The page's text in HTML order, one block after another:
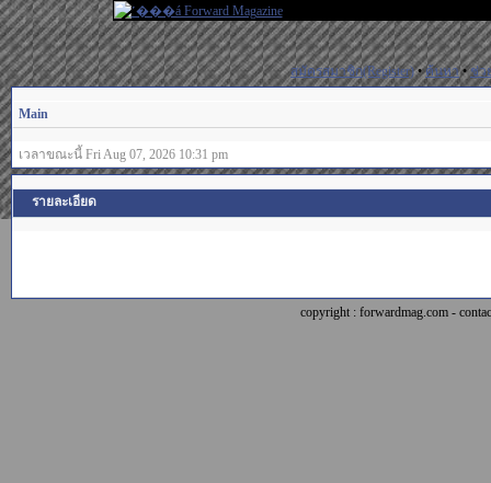
สมัครสมาชิก(Register)•ค้นหา•ช่ว
Main
เวลาขณะนี้ Fri Aug 07, 2026 10:31 pm
รายละเอียด
copyright : forwardmag.com -